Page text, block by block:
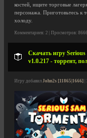
костей, ищите торговые
персонажа. Приготовьтесь к
холоду.
Комментариев: 2 | Просмотров: 8666
Скачать игру
v1.0.217 - торрент,
Игру добавил John2s [11865|1666]